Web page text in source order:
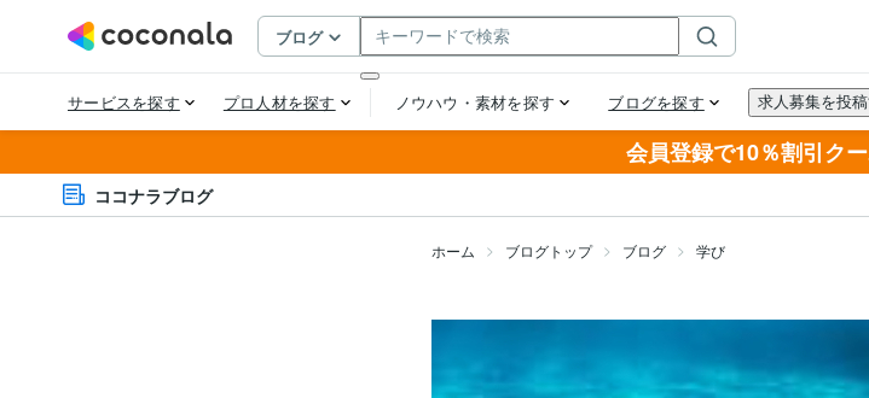
会員登録で10％割引ク
ココナラブログ
ホーム ブログトップ ブログ 学び